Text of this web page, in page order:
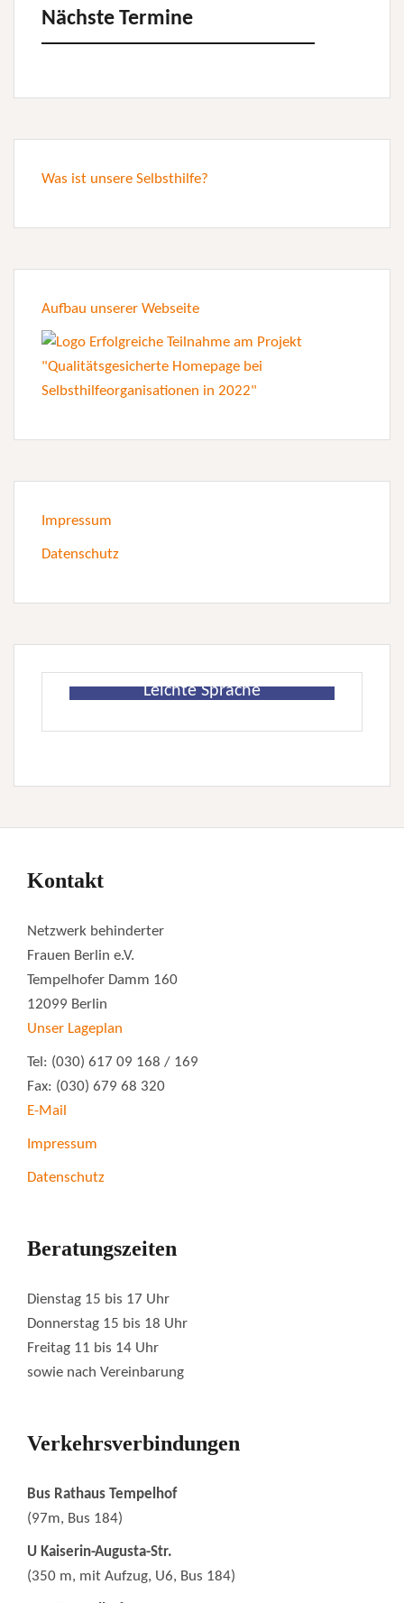
Nächste Termine
Was ist unsere Selbsthilfe?
Aufbau unserer Webseite
Impressum
Datenschutz
Leichte Sprache
Kontakt
Netzwerk behinderter
Frauen Berlin e.V.
Tempelhofer Damm 160
12099 Berlin
Unser Lageplan
Tel: (030) 617 09 168 / 169
Fax: (030) 679 68 320
E-Mail
Impressum
Datenschutz
Beratungszeiten
Dienstag 15 bis 17 Uhr
Donnerstag 15 bis 18 Uhr
Freitag 11 bis 14 Uhr
sowie nach Vereinbarung
Verkehrsverbindungen
Bus Rathaus Tempelhof
(97m, Bus 184)
U Kaiserin-Augusta-Str.
(350 m, mit Aufzug, U6, Bus 184)